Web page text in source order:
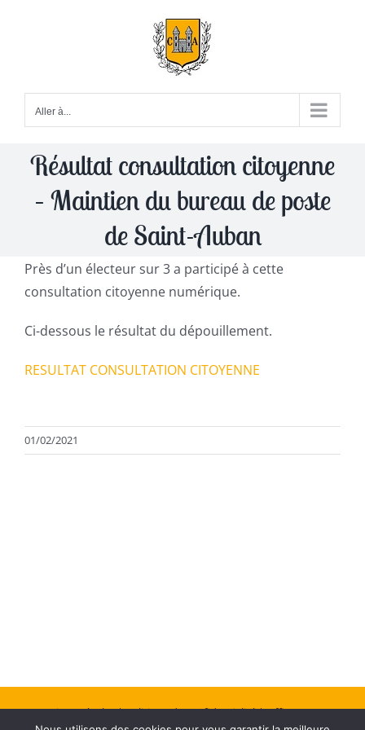
Aller à...
Résultat consultation citoyenne
– Maintien du bureau de poste
de Saint-Auban
Près d’un électeur sur 3 a participé à cette
consultation citoyenne numérique.
Ci-dessous le résultat du dépouillement.
RESULTAT CONSULTATION CITOYENNE
01/02/2021
Mentions Légales| Politique de confidentialité| Office Center :